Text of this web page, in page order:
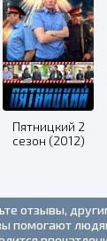
Пятницкий 2
сезон (2012)
отзывы,
помогают